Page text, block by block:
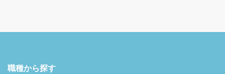
職種から探す